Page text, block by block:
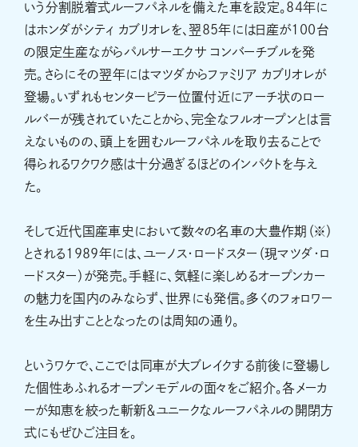
いう分割脱着式ルーフパネルを備えた車を設定。84年に
はホンダがシティ カブリオレを、翌85年には日産が100台
の限定生産ながらパルサーエクサ コンバーチブルを発
売。さらにその翌年にはマツダからファミリア カブリオレが
登場。いずれもセンターピラー位置付近にアーチ状のロー
ルバーが残されていたことから、完全なフルオープンとは言
えないものの、頭上を囲むルーフパネルを取り去ることで
得られるワクワク感は十分過ぎるほどのインパクトを与え
た。
そして近代国産車史において数々の名車の大豊作期（※）
とされる1989年には、ユーノス・ロードスター（現マツダ・ロ
ードスター）が発売。手軽に、気軽に楽しめるオープンカー
の魅力を国内のみならず、世界にも発信。多くのフォロワー
を生み出すこととなったのは周知の通り。
というワケで、ここでは同車が大ブレイクする前後に登場し
た個性あふれるオープンモデルの面々をご紹介。各メーカ
ーが知恵を絞った斬新＆ユニークなルーフパネルの開閉方
式にもぜひご注目を。